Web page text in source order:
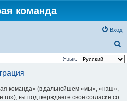
команда
Вход
о
Язык:
команда» (в дальнейшем «мы», «наш»,
вы подтверждаете своё согласие со